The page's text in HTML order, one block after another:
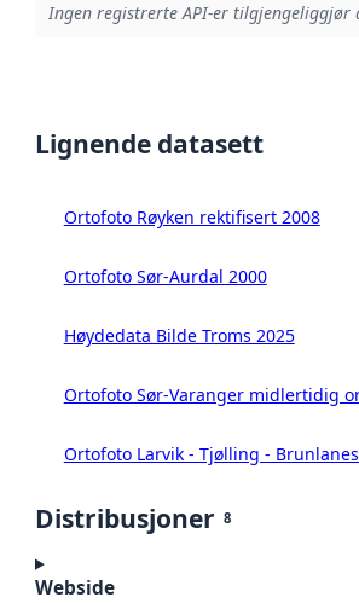
Ingen registrerte API-er tilgjengeliggjør
Lignende datasett
Ortofoto Røyken rektifisert 2008
Ortofoto Sør-Aurdal 2000
Høydedata Bilde Troms 2025
Ortofoto Sør-Varanger midlertidig
Ortofoto Larvik - Tjølling -
Distribusjoner 8
Webside